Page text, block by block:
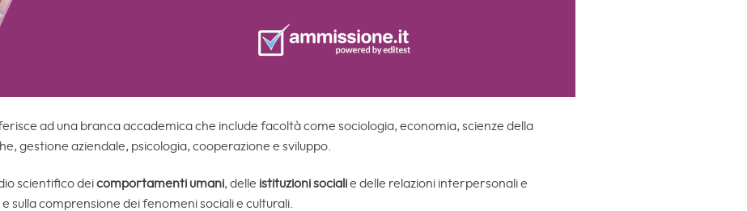
ad una branca accademica che include facoltà come sociologia, economia, scienze della
gestione aziendale, psicologia, cooperazione e sviluppo.
scientifico deicomportamenti umani, delle istituzioni socialie delle relazioni interpersonali e
sulla comprensione dei fenomeni sociali e culturali.